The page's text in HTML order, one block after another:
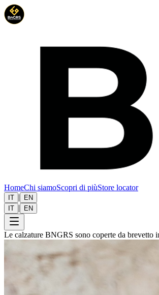
HomeChi siamoScopri di piùStore locator
IT |
EN
IT | EN
Le calzature BNGRS sono coperte da brevetto